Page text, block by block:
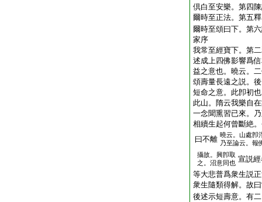
倶白至安樂。第四
爾時至正法。第五
爾時至頌曰下。第
家序
我常至經寶下。第
述成上四佛影響爲
益之意也。曉云。
頌壽量長遠之説。
短命之意。此卽初
此山。隋云我樂自
一念聞熏習已來。
相續生起何曾斷絶
曰不離 曉云。山處卽
乃至論云。報
攝故。興卽取
之。沼意同也 宣説
等大悲普爲衆生説
衆生隨類得解。故
後述示短壽意。有